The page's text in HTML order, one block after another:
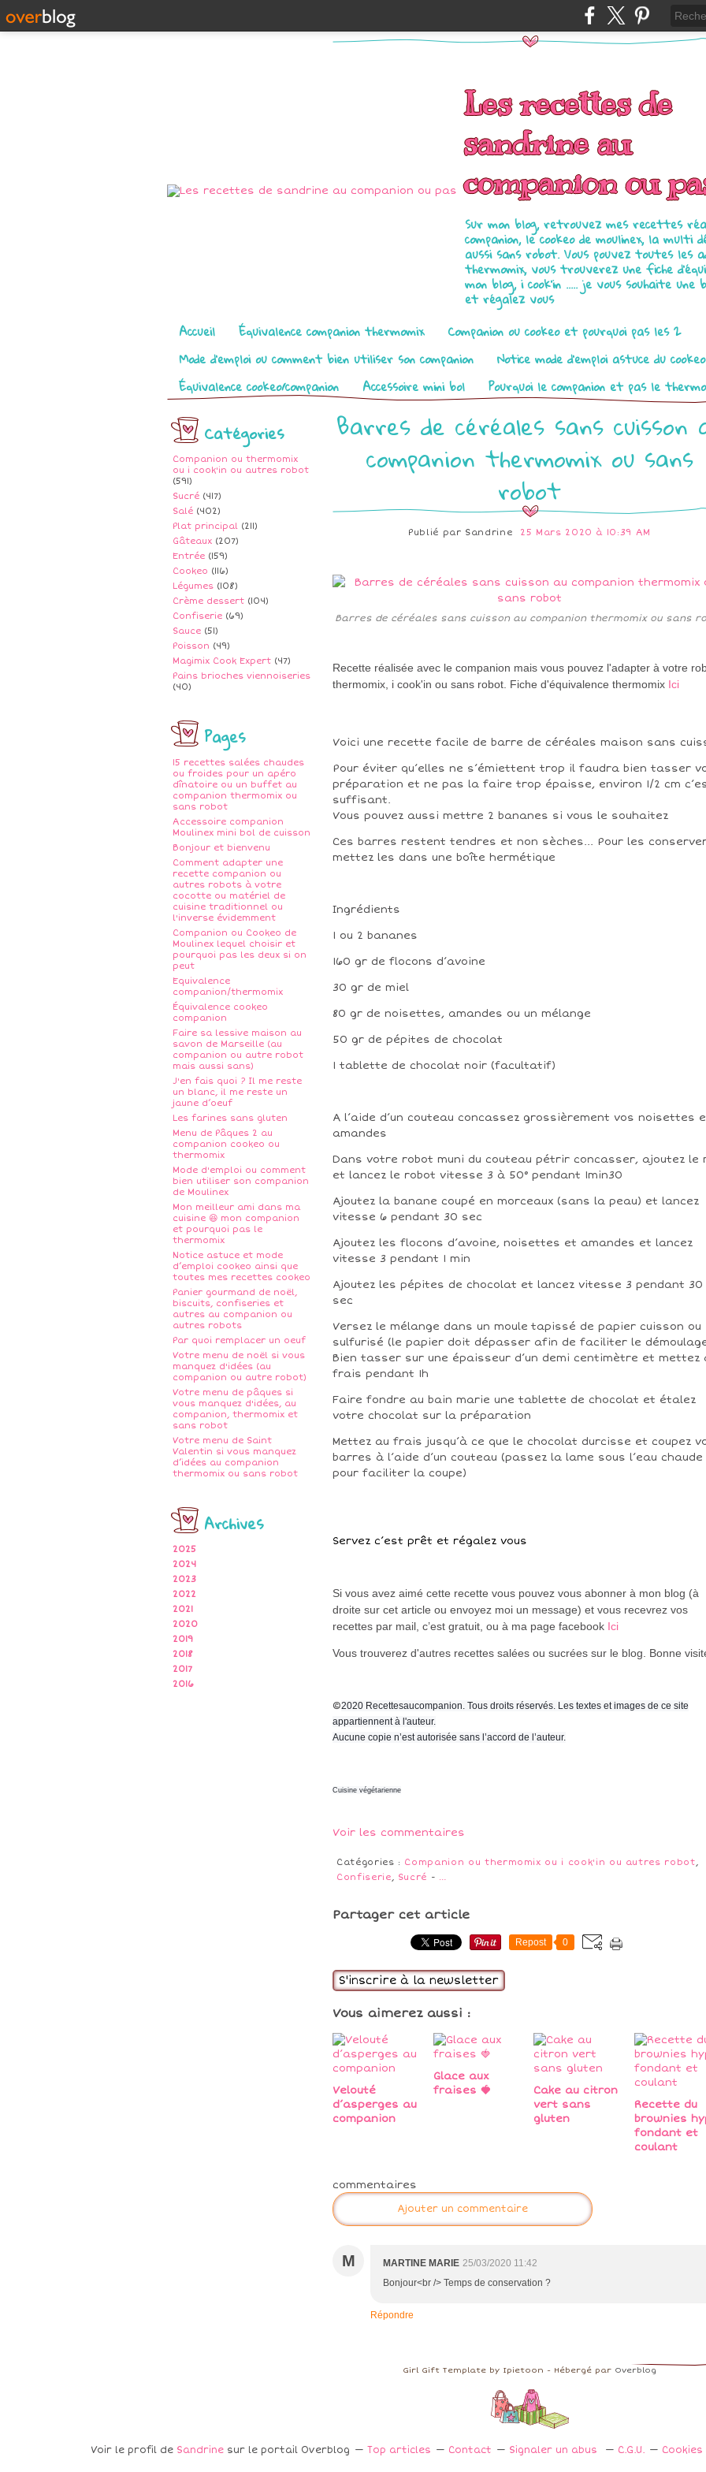
Les recettes de
sandrine au
companion ou
Sur mon blog, retrouvez mes recettes
companion, le cookeo de moulinex, la multi
aussi sans robot. Vous pouvez toutes les
thermomix, vous trouverez une fiche
mon blog, i cook'in ..... je vous souhaite une
et régalez vous
Pages
Accueil Équivalence companion thermomix
Companion ou cookeo et pourquoi pas les 2
Mode d’emploi ou comment bien utiliser son companion
Notice mode d’emploi astuce du
Équivalence cookeo/companion
Accessoire mini bol Pourquoi le companion et pas le
Catégories
Companion ou thermomix
ou i cook'in ou autres robot
(591)
Sucré (417)
Salé (402)
Plat principal (211)
Gâteaux (207)
Entrée (159)
Cookeo (116)
Légumes (108)
Crème dessert (104)
Confiserie (69)
Sauce (51)
Poisson (49)
Magimix Cook Expert (47)
Pains brioches viennoiseries
(40)
Pages
15 recettes salées chaudes
ou froides pour un apéro
dînatoire ou un buffet au
companion thermomix ou
sans robot
Accessoire companion
Moulinex mini bol de cuisson
Bonjour et bienvenu
Comment adapter une
recette companion ou
autres robots à votre
cocotte ou matériel de
cuisine traditionnel ou
l'inverse évidemment
Companion ou Cookeo de
Moulinex lequel choisir et
pourquoi pas les deux si on
peut
Equivalence
companion/thermomix
Équivalence cookeo
companion
Faire sa lessive maison au
savon de Marseille (au
companion ou autre robot
mais aussi sans)
J'en fais quoi ? Il me reste
un blanc, il me reste un
jaune d’oeuf
Les farines sans gluten
Menu de Pâques 2 au
companion cookeo ou
thermomix
Mode d'emploi ou comment
bien utiliser son companion
de Moulinex
Mon meilleur ami dans ma
cuisine 😆 mon companion
et pourquoi pas le
thermomix
Notice astuce et mode
d’emploi cookeo ainsi que
toutes mes recettes cookeo
Panier gourmand de noël,
biscuits, confiseries et
autres au companion ou
autres robots
Par quoi remplacer un oeuf
Votre menu de noël si vous
manquez d'idées (au
companion ou autre robot)
Votre menu de pâques si
vous manquez d'idées, au
companion, thermomix et
sans robot
Votre menu de Saint
Valentin si vous manquez
d’idées au companion
thermomix ou sans robot
Archives
2025
2024
2023
2022
2021
2020
2019
2018
2017
2016
Barres de céréales sans cuisson
companion thermomix ou sans
robot
Publié par Sandrine 25 Mars 2020 à 10:39 AM
Barres de céréales sans cuisson au companion thermomix ou sans
Recette réalisée avec le companion mais vous pouvez l'adapter à votre
thermomix, i cook'in ou sans robot. Fiche d'équivalence thermomix Ici
Voici une recette facile de barre de céréales maison sans
Pour éviter qu’elles ne s’émiettent trop il faudra bien tasser
préparation et ne pas la faire trop épaisse, environ 1/2 cm
suffisant.
Vous pouvez aussi mettre 2 bananes si vous le souhaitez
Ces barres restent tendres et non sèches... Pour les
mettez les dans une boîte hermétique
Ingrédients
1 ou 2 bananes
160 gr de flocons d’avoine
30 gr de miel
80 gr de noisettes, amandes ou un mélange
50 gr de pépites de chocolat
1 tablette de chocolat noir (facultatif)
A l’aide d’un couteau concassez grossièrement vos noisettes
amandes
Dans votre robot muni du couteau pétrir concasser, ajoutez le
et lancez le robot vitesse 3 à 50° pendant 1min30
Ajoutez la banane coupé en morceaux (sans la peau) et lancez
vitesse 6 pendant 30 sec
Ajoutez les flocons d’avoine, noisettes et amandes et lancez
vitesse 3 pendant 1 min
Ajoutez les pépites de chocolat et lancez vitesse 3 pendant 30
sec
Versez le mélange dans un moule tapissé de papier cuisson ou
sulfurisé (le papier doit dépasser afin de faciliter le
Bien tasser sur une épaisseur d’un demi centimètre et mettez
frais pendant 1h
Faire fondre au bain marie une tablette de chocolat et étalez
votre chocolat sur la préparation
Mettez au frais jusqu’à ce que le chocolat durcisse et coupez
barres à l’aide d’un couteau (passez la lame sous l’eau chaude
pour faciliter la coupe)
Servez c’est prêt et régalez vous
Si vous avez aimé cette recette vous pouvez vous abonner à mon blog (à
droite sur cet article ou envoyez moi un message) et vous recevrez vos
recettes par mail, c’est gratuit , ou à ma page facebook Ici
Vous trouverez d'autres recettes salées ou sucrées sur le blog. Bonne
©2020 Recettesaucompanion. Tous droits réservés. Les textes et images de ce site
appartiennent à l'auteur.
Aucune copie n’est autorisée sans l’accord de l’auteur.
Cuisine végétarienne
Voir les commentaires
Catégories : Companion ou thermomix ou i cook'in ou autres robot,
Confiserie, Sucré - …
Partager cet article
Repost 0
S'inscrire à la newsletter
Vous aimerez aussi :
Velouté
d’asperges au
companion
Glace aux
fraises 🍓
Cake au citron
vert sans
gluten
Recette du
brownies
fondant et
coulant
commentaires
Ajouter un commentaire
M MARTINE MARIE 25/03/2020 11:42
Bonjour<br /> Temps de conservation ?
Répondre
Girl Gift Template by Ipietoon - Hébergé par Overblog
Voir le profil de Sandrinesur le portail Overblog Top articles Contact Signaler un abus C.G.U.